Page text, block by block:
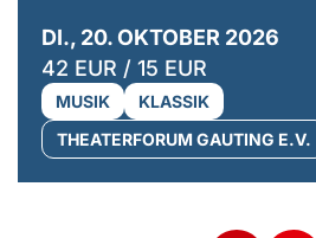
DI., 20. OKTOBER 2026
42 EUR / 15 EUR
MUSIK
KLASSIK
THEATERFORUM GAUTING E.V.